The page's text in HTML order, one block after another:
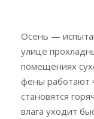
Осень —
улице
помещениях
фены работают
становятся
влага уходит